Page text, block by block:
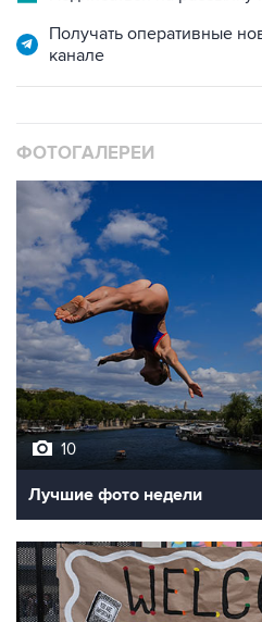
Получать оперативные
канале
ФОТОГАЛЕРЕИ
10
Лучшие фото недели